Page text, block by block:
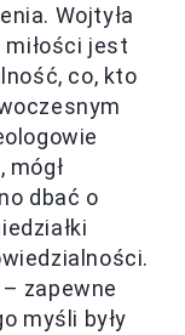
Wojtyła
jest
co, kto
mógł
dbać o
zapewne
myśli były